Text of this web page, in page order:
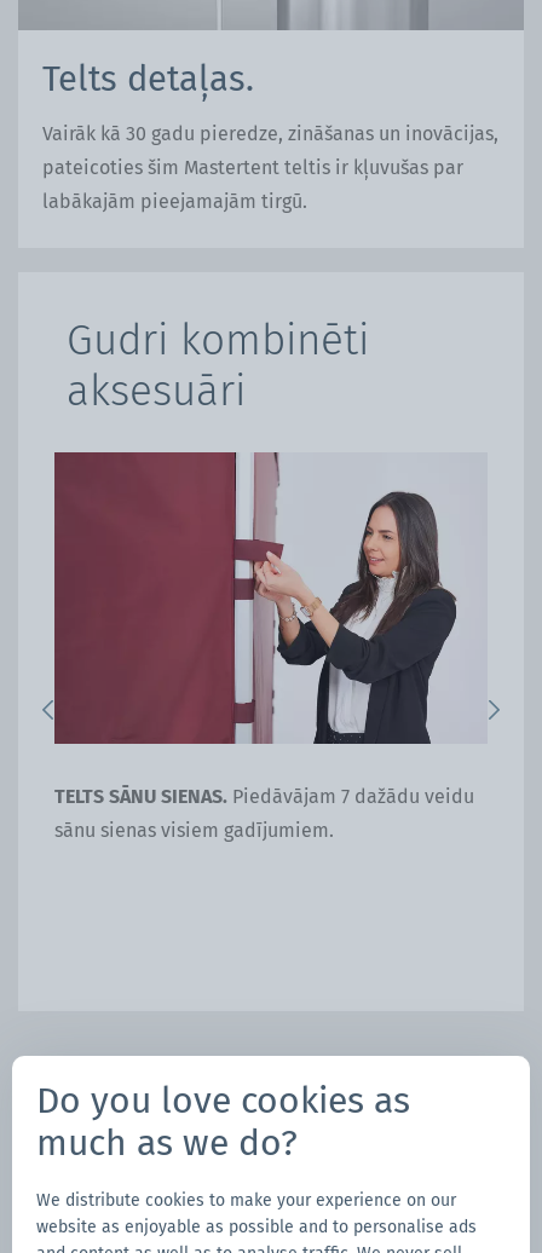
Telts detaļas.
Vairāk kā 30 gadu pieredze, zināšanas un inovācijas,
pateicoties šim Mastertent teltis ir kļuvušas par
labākajām pieejamajām tirgū.
Gudri kombinēti
aksesuāri
TELTS SĀNU SIENAS. Piedāvājam 7 dažādu veidu
sānu sienas visiem gadījumiem.
Do you love cookies as
much as we do?
We distribute cookies to make your experience on our
website as enjoyable as possible and to personalise ads